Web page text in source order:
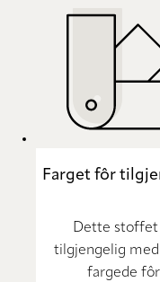
Farget fôr
Dette stoffet
tilgjengelig
fargede fôr